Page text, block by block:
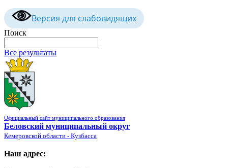
Версия для слабовидящих
Поиск
Все результаты
Официальный сайт муниципального образования
Беловский муниципальный округ
Кемеровской области - Кузбасса
Наш адрес: